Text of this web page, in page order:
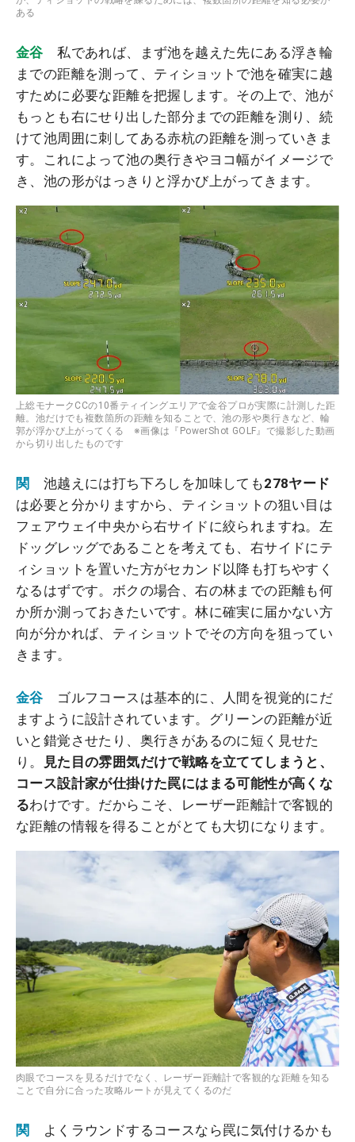
ある
金谷 私であれば、まず池を越えた先にある浮き輪
までの距離を測って、ティショットで池を確実に越
すために必要な距離を把握します。その上で、池が
もっとも右にせり出した部分までの距離を測り、続
けて池周囲に刺してある赤杭の距離を測っていきま
す。これによって池の奥行きやヨコ幅がイメージで
き、池の形がはっきりと浮かび上がってきます。
上総モナークCCの10番ティイングエリアで金谷プロが実際に計測した距
離。池だけでも複数箇所の距離を知ることで、池の形や奥行きなど、輪
郭が浮かび上がってくる ※画像は『PowerShot GOLF』で撮影した動画
から切り出したものです
関 池越えには打ち下ろしを加味しても278ヤード
は必要と分かりますから、ティショットの狙い目は
フェアウェイ中央から右サイドに絞られますね。左
ドッグレッグであることを考えても、右サイドにテ
ィショットを置いた方がセカンド以降も打ちやすく
なるはずです。ボクの場合、右の林までの距離も何
か所か測っておきたいです。林に確実に届かない方
向が分かれば、ティショットでその方向を狙ってい
きます。
金谷 ゴルフコースは基本的に、人間を視覚的にだ
ますように設計されています。グリーンの距離が近
いと錯覚させたり、奥行きがあるのに短く見せた
り。
見た目の雰囲気だけで戦略を立ててしまうと、
コース設計家が仕掛けた罠にはまる可能性が高くな
るわけです。だからこそ、レーザー距離計で客観的
な距離の情報を得ることがとても大切になります。
肉眼でコースを見るだけでなく、レーザー距離計で客観的な距離を知る
ことで自分に合った攻略ルートが見えてくるのだ
関
よくラウンドするコースなら罠に気付けるかも